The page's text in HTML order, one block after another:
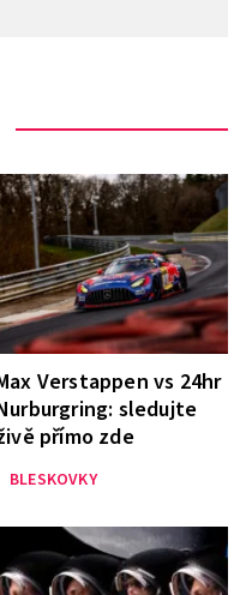
Verstappen vs 24hr
sledujte
přímo zde
BLESKOVKY